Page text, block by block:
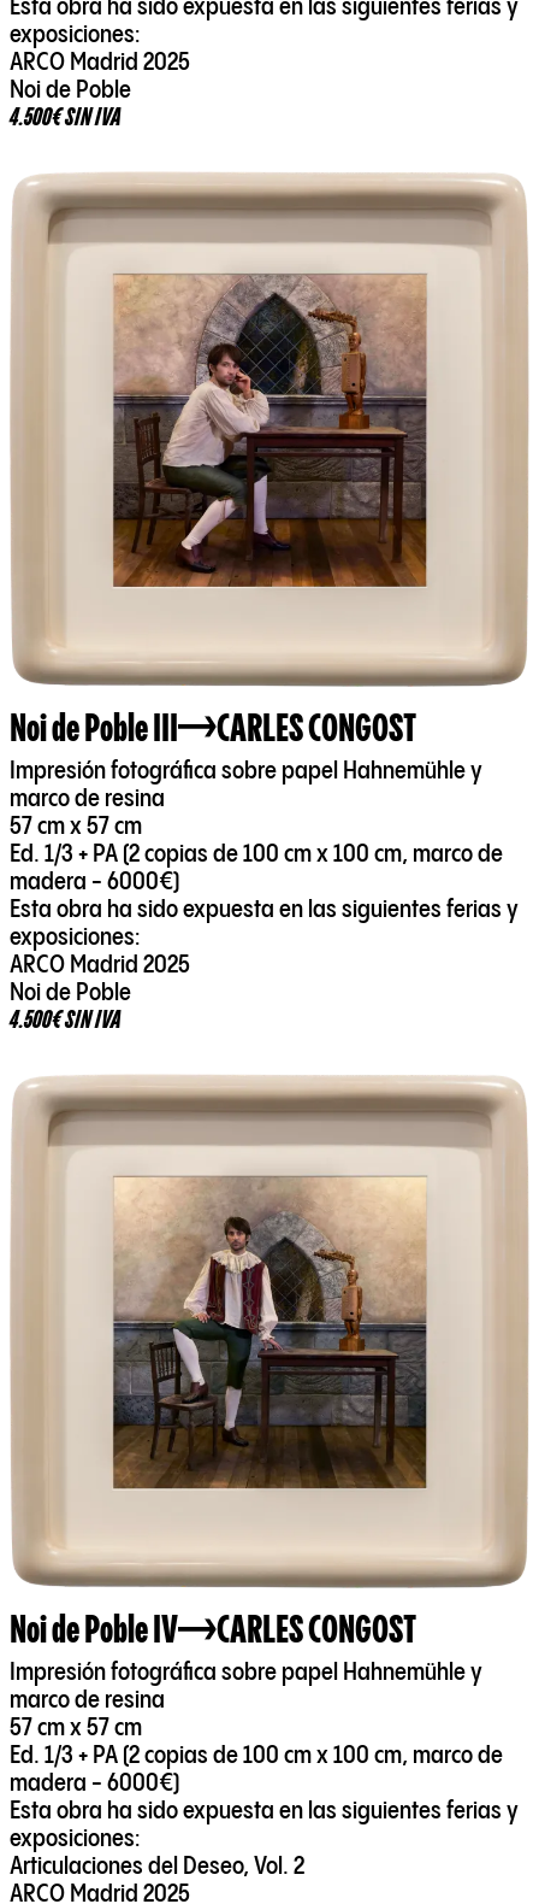
Esta obra ha sido expuesta en las siguientes ferias y
exposiciones:
ARCO Madrid 2025
Noi de Poble
4.500€ SIN IVA
Noi de Poble III CARLES CONGOST
Impresión fotográfica sobre papel Hahnemühle y
marco de resina
57 cm x 57 cm
Ed. 1/3 + PA (2 copias de 100 cm x 100 cm, marco de
madera - 6000€)
Esta obra ha sido expuesta en las siguientes ferias y
exposiciones:
ARCO Madrid 2025
Noi de Poble
4.500€ SIN IVA
Noi de Poble IV CARLES CONGOST
Impresión fotográfica sobre papel Hahnemühle y
marco de resina
57 cm x 57 cm
Ed. 1/3 + PA (2 copias de 100 cm x 100 cm, marco de
madera - 6000€)
Esta obra ha sido expuesta en las siguientes ferias y
exposiciones:
Articulaciones del Deseo, Vol. 2
ARCO Madrid 2025